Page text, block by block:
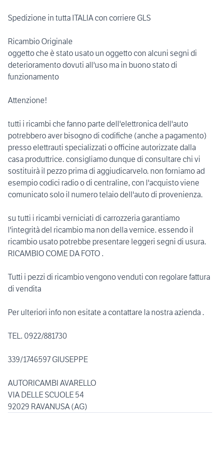
Spedizione in tutta ITALIA con corriere GLS
Ricambio Originale
oggetto che è stato usato un oggetto con alcuni segni di
deterioramento dovuti all'uso ma in buono stato di
funzionamento
Attenzione!
tutti i ricambi che fanno parte dell'elettronica dell'auto
potrebbero aver bisogno di codifiche (anche a pagamento)
presso elettrauti specializzati o officine autorizzate dalla
casa produttrice. consigliamo dunque di consultare chi vi
sostituirà il pezzo prima di aggiudicarvelo. non forniamo ad
esempio codici radio o di centraline, con l'acquisto viene
comunicato solo il numero telaio dell'auto di provenienza.
su tutti i ricambi verniciati di carrozzeria garantiamo
l'integrità del ricambio ma non della vernice. essendo il
ricambio usato potrebbe presentare leggeri segni di usura.
RICAMBIO COME DA FOTO .
Tutti i pezzi di ricambio vengono venduti con regolare fattura
di vendita
Per ulteriori info non esitate a contattare la nostra azienda .
TEL. 0922/881730
339/1746597 GIUSEPPE
AUTORICAMBI AVARELLO
VIA DELLE SCUOLE 54
92029 RAVANUSA (AG)